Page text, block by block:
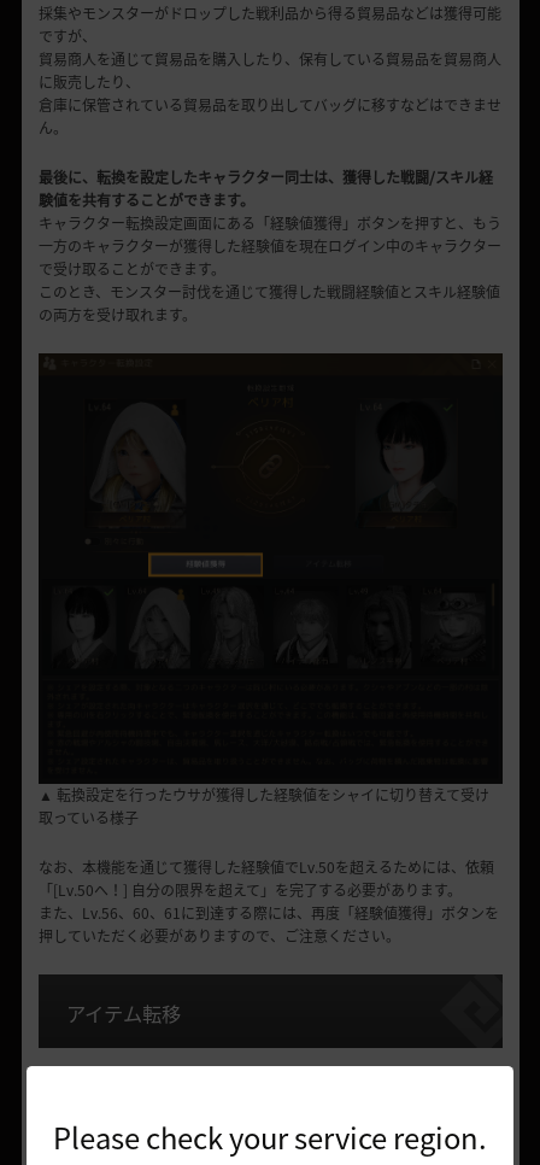
Please check your service region.
採集やモンスターがドロップした戦利品から得る貿易品などは獲得可能
ですが、
貿易商人を通じて貿易品を購入したり、保有している貿易品を貿易商人
に販売したり、
倉庫に保管されている貿易品を取り出してバッグに移すなどはできませ
ん。
最後に、転換を設定したキャラクター同士は、獲得した戦闘/スキル経
験値を共有することができます。
キャラクター転換設定画面にある「経験値獲得」ボタンを押すと、もう
一方のキャラクターが獲得した経験値を現在ログイン中のキャラクター
で受け取ることができます。
このとき、モンスター討伐を通じて獲得した戦闘経験値とスキル経験値
の両方を受け取れます。
▲ 転換設定を行ったウサが獲得した経験値をシャイに切り替えて受け
取っている様子
なお、本機能を通じて獲得した経験値でLv.50を超えるためには、依頼
「[Lv.50へ！] 自分の限界を超えて」を完了する必要があります。
また、Lv.56、60、61に到達する際には、再度「経験値獲得」ボタンを
押していただく必要がありますので、ご注意ください。
アイテム転移
マルニの怪しい装置 」を使った
！
簡単に説明しますと、1つの装備を2人のキャラクターが共有して使用